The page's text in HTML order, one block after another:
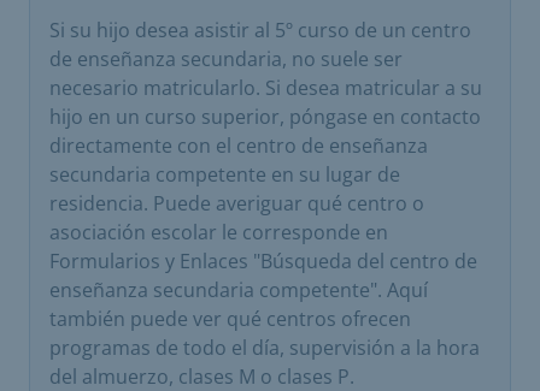
Si su hijo desea asistir al 5º curso de un centro
de enseñanza secundaria, no suele ser
necesario matricularlo. Si desea matricular a su
hijo en un curso superior, póngase en contacto
directamente con el centro de enseñanza
secundaria competente en su lugar de
residencia. Puede averiguar qué centro o
asociación escolar le corresponde en
Formularios y Enlaces "Búsqueda del centro de
enseñanza secundaria competente". Aquí
también puede ver qué centros ofrecen
programas de todo el día, supervisión a la hora
del almuerzo, clases M o clases P.